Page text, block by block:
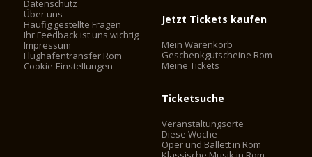
Datenschutz
Über uns
Häufig gestellte Fragen
Ihr Feedback ist uns wichtig
Impressum
Flughafentransfer Rom
Cookie-Einstellungen
Jetzt Tickets kaufen
Mein Warenkorb
Geschenkgutscheine Rom
Meine Tickets
Ticketsuche
Veranstaltungsorte
Diese Woche
Oper und Ballett in Rom